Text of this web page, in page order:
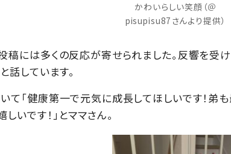
かわいらしい笑顔（＠
pisupisu87さんより提供）
稿には多くの反応が寄せられました。反響を受
話しています。
て「健康第一で元気に成長してほしいです！弟
しいです！」とママさん。